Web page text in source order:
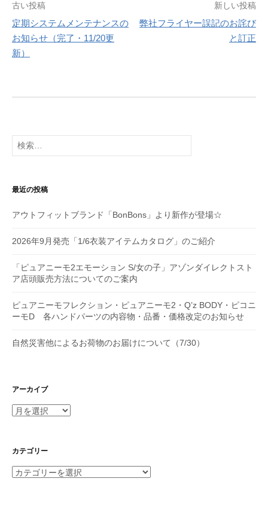
投
稿
ナ
シ
ョ
ン
古い投稿
定期システムメンテナンスの
お知らせ（完了・11/20更
新）
新しい投稿
弊社フライヤー誤記のお詫び
と訂正
検
索:
最近の投稿
アウトフィットブランド「BonBons」より新作が登場☆
2026年9月発売「1/6衣装アイテムカタログ」のご紹介
「ピュアニーモ2エモーション S/女の子」アゾンダイレクトスト
ア店頭販売方法についてのご案内
ピュアニーモフレクション・ピュアニーモ2・Q’z BODY・ピコニ
ーモD 各ハンドパーツの内容物・品番・価格改定のお知らせ
自然災害他によるお荷物のお届けについて（7/30）
アーカイブ
ア
イ
カテゴリー
カ